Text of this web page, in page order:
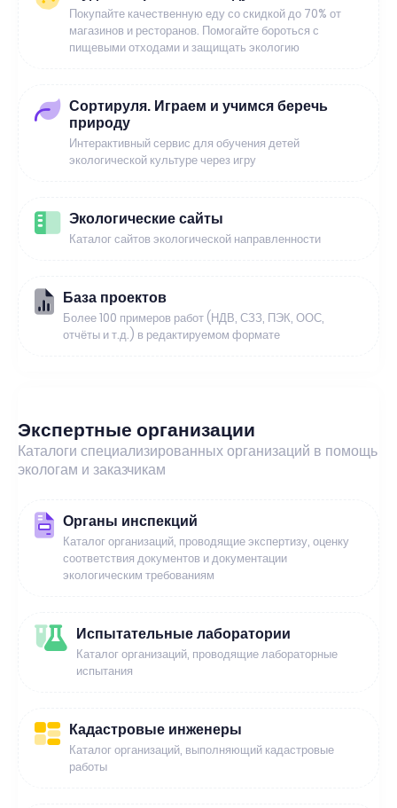
Покупайте качественную еду со скидкой до 70% от
магазинов и ресторанов. Помогайте бороться с
пищевыми отходами и защищать экологию
Сортируля. Играем и учимся беречь
природу
Интерактивный сервис для обучения детей
экологической культуре через игру
Экологические сайты
Каталог сайтов экологической направленности
База проектов
Более 100 примеров работ (НДВ, СЗЗ, ПЭК, ООС,
отчёты и т.д.) в редактируемом формате
Экспертные организации
Каталоги специализированных организаций в помощь
экологам и заказчикам
Органы инспекций
Каталог организаций, проводящие экспертизу, оценку
соответствия документов и документации
экологическим требованиям
Испытательные лаборатории
Каталог организаций, проводящие лабораторные
испытания
Кадастровые инженеры
Каталог организаций, выполняющий кадастровые
работы